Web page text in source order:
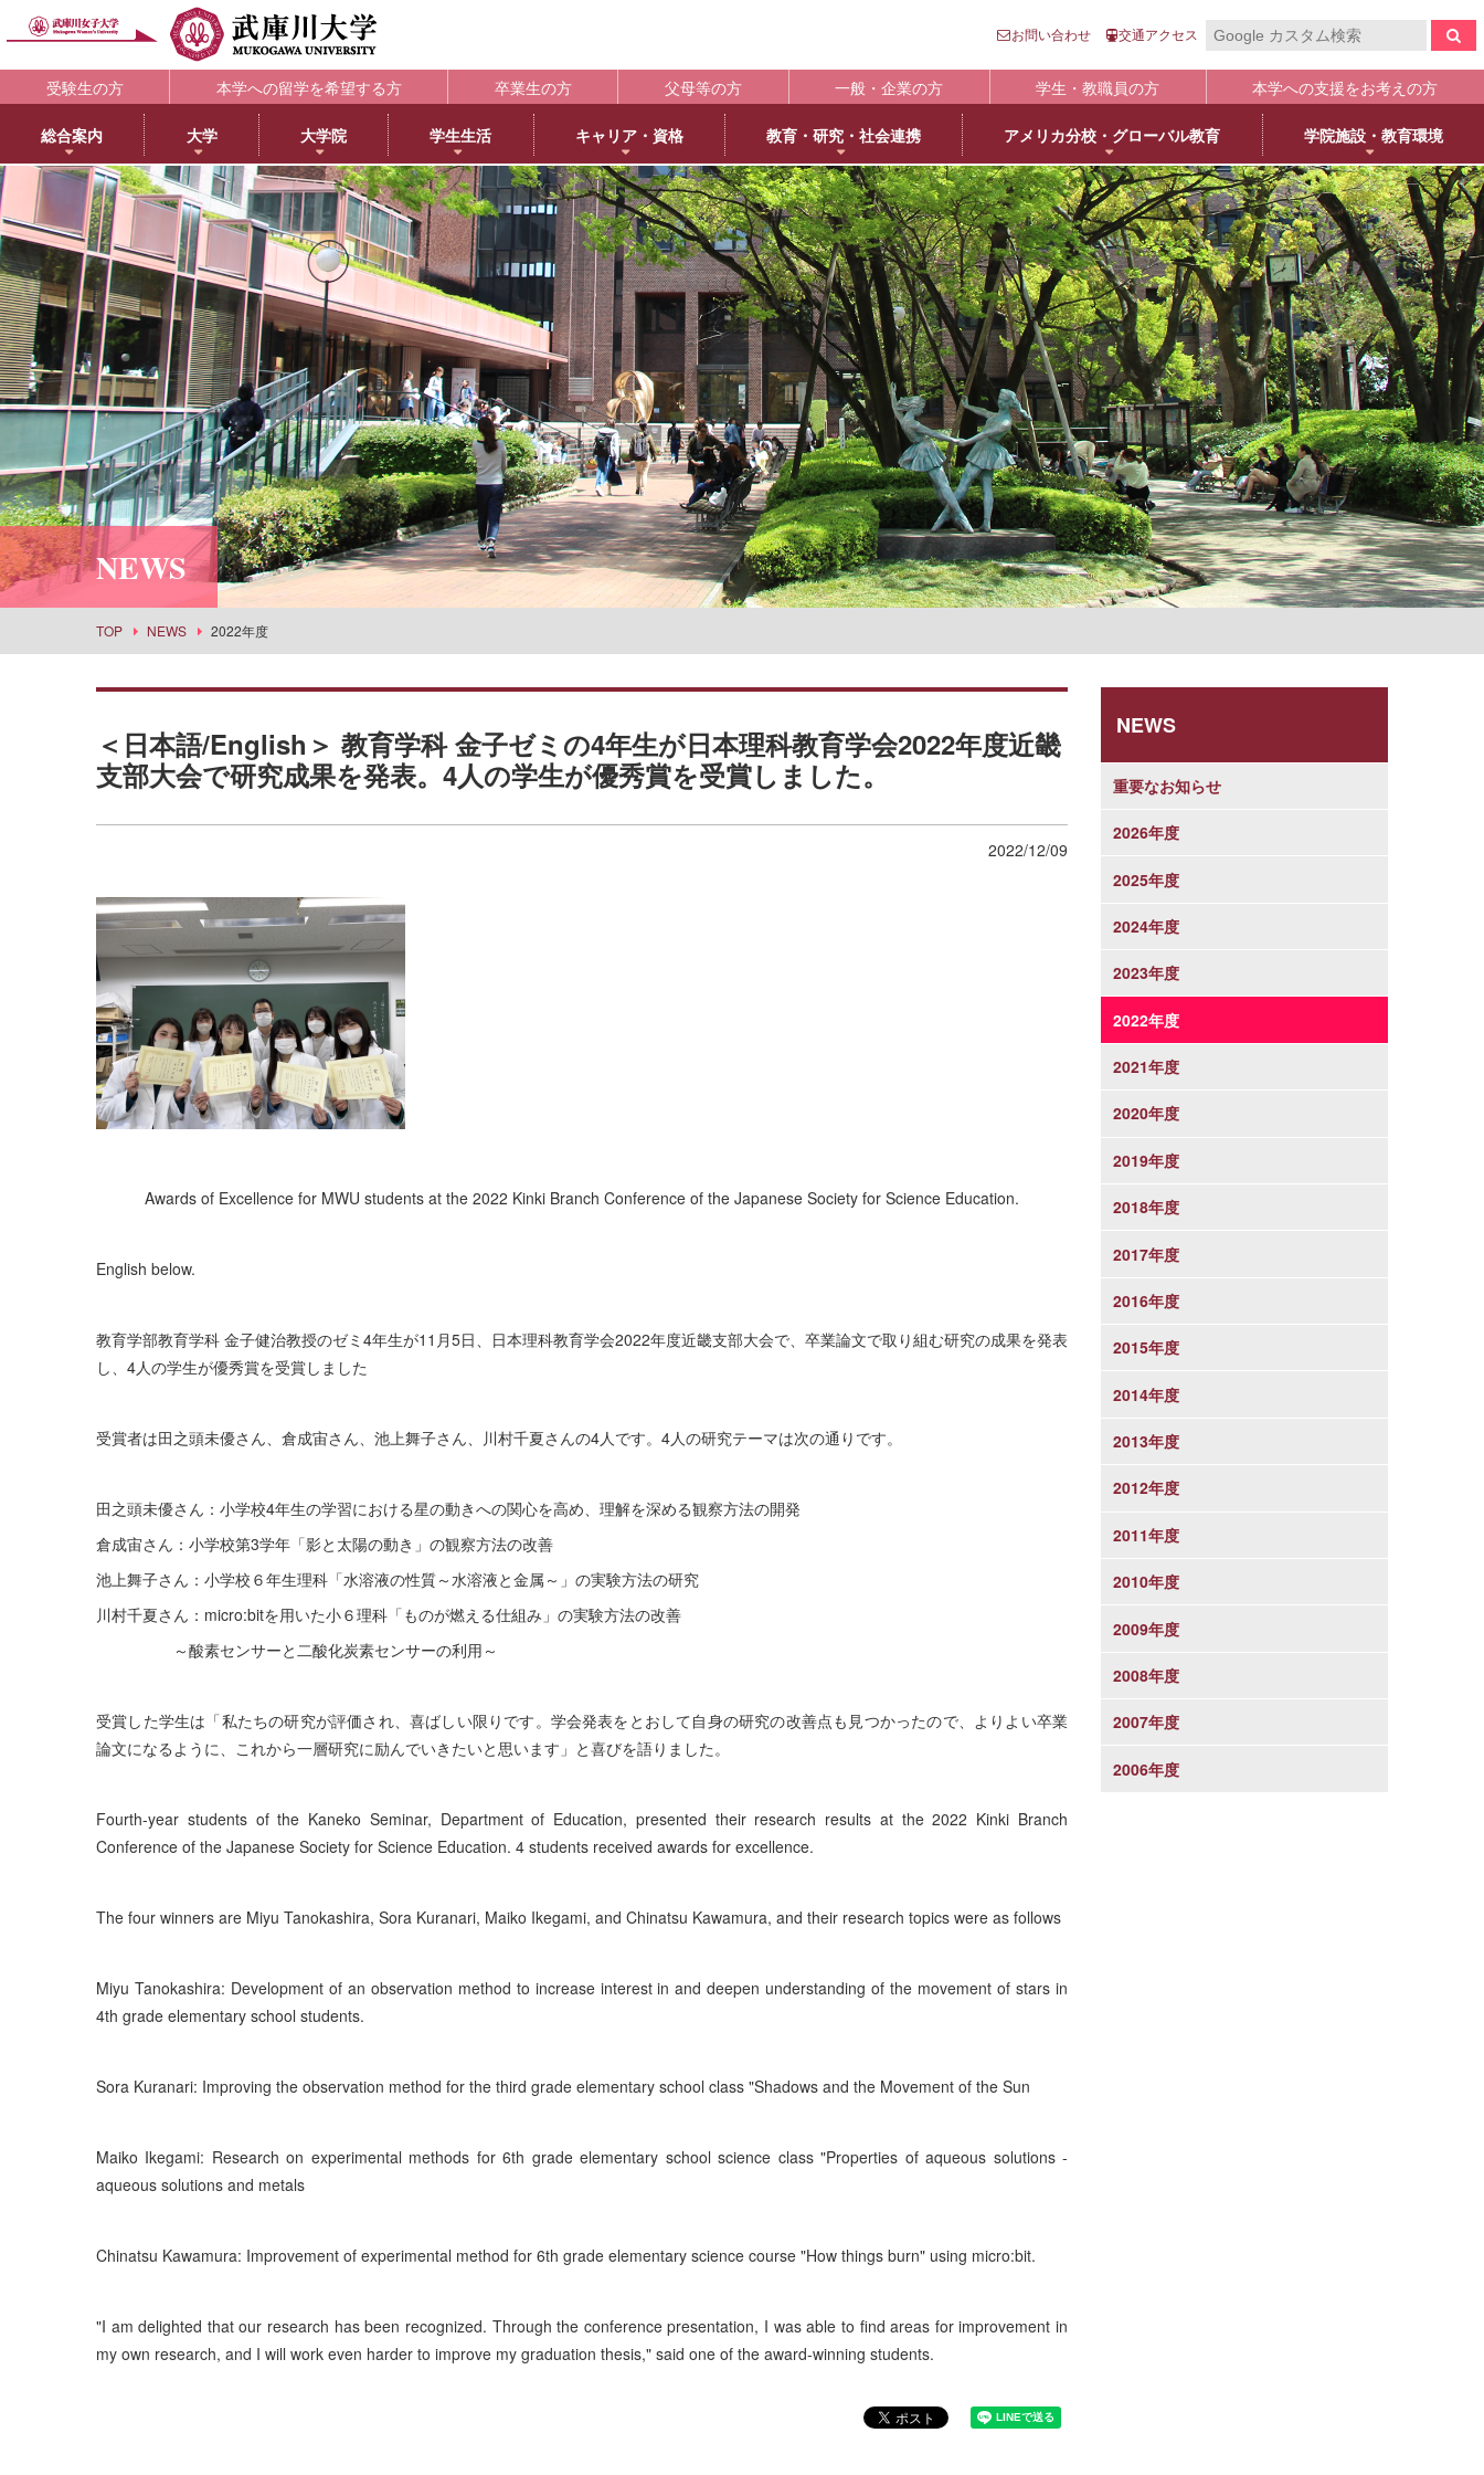
お問い合わせ 交通アクセス
受験生の方 本学への留学を希望する方 卒業生の方 父母等の方 一般・企業の方 学生・教職員の方 本学への支援をお考えの方
総合案内
理念・歴史
教育理念
学院長メッセージ
学長メッセージ
3つのポリシーとアセスメントポリシー
学びの特徴
武庫川女子大学のあゆみ
キャンパス
交通アクセス
キャンパス紹介
内部質保証体制
大学評価
認証評価
自己点検・評価
大学情報の公表
IR（Institutional Research）情報
学校法人武庫川学院
武庫川学院創立80周年
高等教育の修学支援新制度について
大学
大学
日本語日本文学科
歴史文化学科
英語グローバル学科
教育学科
心理学科
社会福祉学科
健康・スポーツ科学科
スポーツマネジメント学科
生活環境学科
社会情報学科
食物栄養学科
建築学科
景観建築学科
演奏学科
応用音楽学科
薬学科
健康生命薬科学科
環境共生学科
経営学科
目指せる主な進路・取得できる教員免許
共通教育
共通教育部
履修・成績
シラバス
履修便覧
成績評価
教員情報検索
教員一覧
名誉教授一覧
大学院
大学院・専攻科
大学院NEWS・EVENTS
日本語日本文学専攻
英語英米文学専攻
教育学専攻
臨床心理学専攻
臨床教育学専攻
健康・スポーツ科学専攻
生活環境学専攻
食物栄養学専攻
食創造科学専攻
建築学専攻
景観建築学専攻
薬学専攻
薬科学専攻
看護学専攻
音楽専攻科
学生生活
学生支援部署
教務部
学生部
国際センター
学校教育センター
キャリアセンター
総合情報システム部（ICTヘルプデスク）
健康サポートセンター
学生相談センター
学生サポート室（障がい学生支援）
スポーツセンター
丹嶺学苑研修センター
男女共同参画推進課
事業部
武庫女エンタープライズ
学生支援の概要
褒賞制度
修学支援新制度
奨学金制度
学寮
下宿・ワンルームマンション（武庫女エンタープライズ）
オフィスアワー
アルバイト
キャンパスライフ
売店・本/食堂・カフェ
キャンパスカレンダー
学友会・委員会
クラブ・同好会
学内ボランティア団体
武庫女Style
学費等納付金
学則
キャリア・資格
キャリア支援
キャリアセンター
薬学部学生の就職支援
内定先輩アドバイザーの声
資格取得
取得可能な資格
エクステンション講座
教員採用試験対策
編入
編入学について
大学院進学
大学院・専攻科入試ガイド
教育・研究・社会連携
研究所
教育総合研究所
健康科学総合研究所
女性活躍総合研究所
教育・研究サポート
研究ポータル
動物実験委員会
女性研究リーダー育成推進センター
武庫川女子大学 サイエンス・コモンズ
センター
スポーツセンター
社会連携
社会連携推進センター
発達・臨床心理センター
子育てひろば
ブラウン・ライス・ウィーク
教育連携
MUKOJO ミライ☆ラボ
大学間教育研究連携
生涯学習
オープンカレッジ
大学院／専攻科紹介
科目等履修について
リカレント教育
MUKOnoa+
教員情報検索
アメリカ分校・グローバル教育
アメリカ分校で学ぶ
アメリカ分校（English）
留学プログラム
日本文化センター
アメリカ分校キャンパスマップ
CEA認定状について
BLOG
教育学科アメリカ分校留学
薬学部アメリカ分校留学日記
国際センター
学院施設・教育環境
附属図書館
利用案内
蔵書検索
マイライブラリ
データベース一覧
武庫川女子大学リポジトリ
LibrariE
学習・研究支援
附属総合ミュージアム
利用案内
所蔵品検索
施設紹介
中央キャンパス
浜甲子園キャンパス
上甲子園キャンパス・甲子園会館
西宮北口キャンパス
武庫女ステーションキャンパス
北摂キャンパス・丹嶺学苑研修センター
アメリカ分校
NEWS
TOP NEWS 2022年度
＜日本語/English＞ 教育学科 金子ゼミの4年生が日本理科教育学会2022年度近畿
支部大会で研究成果を発表。4人の学生が優秀賞を受賞しました。
2022/12/09
Awards of Excellence for MWU students at the 2022 Kinki Branch Conference of the Japanese Society for Science Education.
English below.
教育学部教育学科 金子健治教授のゼミ4年生が11月5日、日本理科教育学会2022年度近畿支部大会で、卒業論文で取り組む研究の成果を発表
し、4人の学生が優秀賞を受賞しました
受賞者は田之頭未優さん、倉成宙さん、池上舞子さん、川村千夏さんの4人です。4人の研究テーマは次の通りです。
田之頭未優さん：小学校4年生の学習における星の動きへの関心を高め、理解を深める観察方法の開発
倉成宙さん：小学校第3学年「影と太陽の動き」の観察方法の改善
池上舞子さん：小学校６年生理科「水溶液の性質～水溶液と金属～」の実験方法の研究
川村千夏さん：micro:bitを用いた小６理科「ものが燃える仕組み」の実験方法の改善
～酸素センサーと二酸化炭素センサーの利用～
受賞した学生は「私たちの研究が評価され、喜ばしい限りです。学会発表をとおして自身の研究の改善点も見つかったので、よりよい卒業
論文になるように、これから一層研究に励んでいきたいと思います」と喜びを語りました。
Fourth-year students of the Kaneko Seminar, Department of Education, presented their research results at the 2022 Kinki Branch
Conference of the Japanese Society for Science Education. 4 students received awards for excellence.
The four winners are Miyu Tanokashira, Sora Kuranari, Maiko Ikegami, and Chinatsu Kawamura, and their research topics were as follows
Miyu Tanokashira: Development of an observation method to increase interest in and deepen understanding of the movement of stars in
4th grade elementary school students.
Sora Kuranari: Improving the observation method for the third grade elementary school class "Shadows and the Movement of the Sun
Maiko Ikegami: Research on experimental methods for 6th grade elementary school science class "Properties of aqueous solutions -
aqueous solutions and metals
Chinatsu Kawamura: Improvement of experimental method for 6th grade elementary science course "How things burn" using micro:bit.
"I am delighted that our research has been recognized. Through the conference presentation, I was able to find areas for improvement in
my own research, and I will work even harder to improve my graduation thesis," said one of the award-winning students.
NEWS
重要なお知らせ
2026年度
2025年度
2024年度
2023年度
2022年度
2021年度
2020年度
2019年度
2018年度
2017年度
2016年度
2015年度
2014年度
2013年度
2012年度
2011年度
2010年度
2009年度
2008年度
2007年度
2006年度